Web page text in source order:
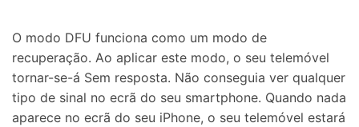
O modo DFU funciona como um modo de
recuperação. Ao aplicar este modo, o seu telemóvel
tornar-se-á Sem resposta. Não conseguia ver qualquer
tipo de sinal no ecrã do seu smartphone. Quando nada
aparece no ecrã do seu iPhone, o seu telemóvel estará